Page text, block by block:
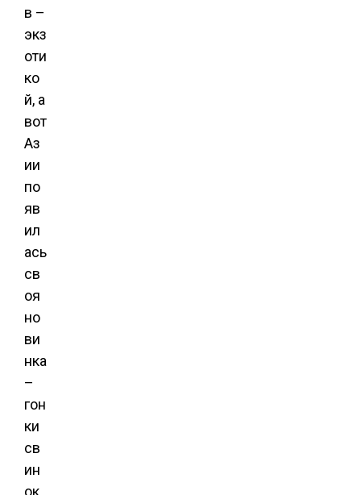
в –
экз
оти
ко
й, а
вот
Аз
ии
по
яв
ил
ась
св
оя
но
ви
нка
–
гон
ки
св
ин
ок,